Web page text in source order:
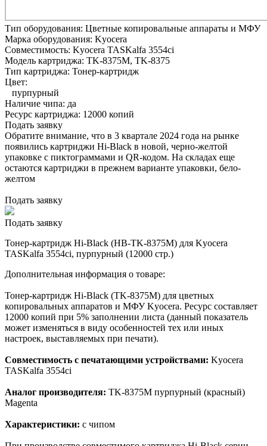
Тип оборудования: Цветные копировальные аппараты и МФУ
Марка оборудования: Kyocera
Совместимость: Kyocera TASKalfa 3554ci
Модель картриджа: TK-8375M, TK-8375
Тип картриджа: Тонер-картридж
Цвет:
пурпурный
Наличие чипа: да
Ресурс картриджа: 12000 копий
Подать заявку
Обратите внимание, что в 3 квартале 2024 года на рынке
появились картриджи Hi-Black в новой, черно-желтой
упаковке с пиктограммами и QR-кодом. На складах еще
остаются картриджи в прежнем варианте упаковки, бело-
желтом
Подать заявку
Подать заявку
Тонер-картридж Hi-Black (HB-TK-8375M) для Kyocera
TASKalfa 3554ci, пурпурный (12000 стр.)
Дополнительная информация о товаре:
Тонер-картридж Hi-Black (TK-8375M) для цветных
копировальных аппаратов и МФУ Kyocera. Ресурс составляет
12000 копий при 5% заполнении листа (данный показатель
может изменяться в виду особенностей тех или иных
настроек, выставляемых при печати).
Совместимость с печатающими устройствами: Kyocera
TASKalfa 3554ci
Аналог производителя: TK-8375M пурпурный (красный)
Magenta
Характеристики: с чипом